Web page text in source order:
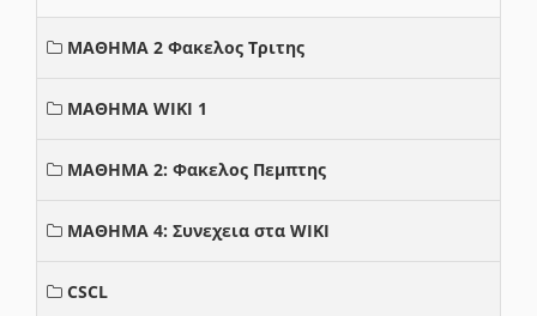
ΜΑΘΗΜΑ 2 Φακελος Τριτης
ΜΑΘΗΜΑ WIKI 1
ΜΑΘΗΜΑ 2: Φακελος Πεμπτης
ΜΑΘΗΜΑ 4: Συνεχεια στα WIKI
CSCL